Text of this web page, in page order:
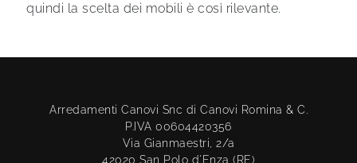
quindi la scelta dei mobili è così rilevante.
Arredamenti Canovi Snc di Canovi Romina & C.
P.IVA 00604420356
Via Gianmaestri, 2/a
42020 San Polo d'Enza (RE)